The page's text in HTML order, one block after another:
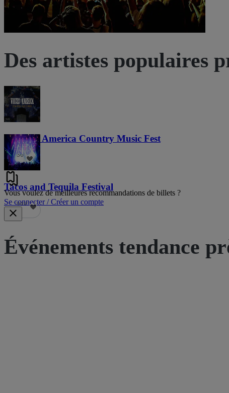
Des artistes populaires
Voices of America Country Music Fest
36
Tacos and Tequila Festival
689
Vous voulez de meilleures recommandations de billets ?
Se connecter / Créer un compte
Événements tendance